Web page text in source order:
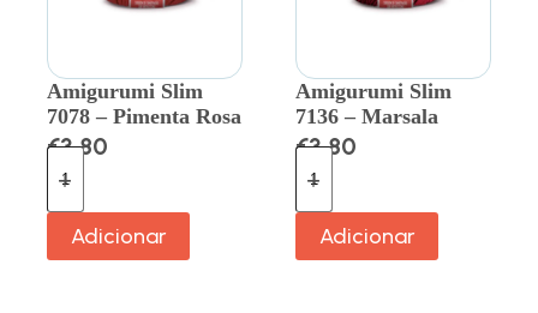
Amigurumi Slim
7078 – Pimenta Rosa
€3.80
Adicionar
Amigurumi Slim
7136 – Marsala
€3.80
Adicionar